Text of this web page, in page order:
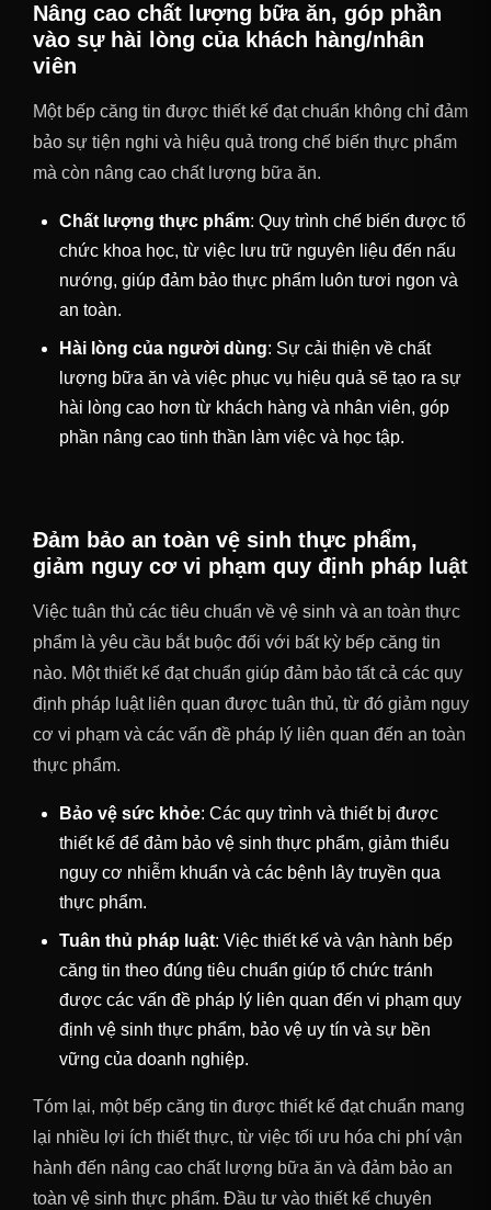
Nâng cao chất lượng bữa ăn, góp phần
vào sự hài lòng của khách hàng/nhân
viên
Một bếp căng tin được thiết kế đạt chuẩn không chỉ đảm
bảo sự tiện nghi và hiệu quả trong chế biến thực phẩm
mà còn nâng cao chất lượng bữa ăn.
Chất lượng thực phẩm: Quy trình chế biến được tổ
chức khoa học, từ việc lưu trữ nguyên liệu đến nấu
nướng, giúp đảm bảo thực phẩm luôn tươi ngon và
an toàn.
Hài lòng của người dùng: Sự cải thiện về chất
lượng bữa ăn và việc phục vụ hiệu quả sẽ tạo ra sự
hài lòng cao hơn từ khách hàng và nhân viên, góp
phần nâng cao tinh thần làm việc và học tập.
Đảm bảo an toàn vệ sinh thực phẩm,
giảm nguy cơ vi phạm quy định pháp luật
Việc tuân thủ các tiêu chuẩn về vệ sinh và an toàn thực
phẩm là yêu cầu bắt buộc đối với bất kỳ bếp căng tin
nào. Một thiết kế đạt chuẩn giúp đảm bảo tất cả các quy
định pháp luật liên quan được tuân thủ, từ đó giảm nguy
cơ vi phạm và các vấn đề pháp lý liên quan đến an toàn
thực phẩm.
Bảo vệ sức khỏe: Các quy trình và thiết bị được
thiết kế để đảm bảo vệ sinh thực phẩm, giảm thiểu
nguy cơ nhiễm khuẩn và các bệnh lây truyền qua
thực phẩm.
Tuân thủ pháp luật: Việc thiết kế và vận hành bếp
căng tin theo đúng tiêu chuẩn giúp tổ chức tránh
được các vấn đề pháp lý liên quan đến vi phạm quy
định vệ sinh thực phẩm, bảo vệ uy tín và sự bền
vững của doanh nghiệp.
Tóm lại, một bếp căng tin được thiết kế đạt chuẩn mang
lại nhiều lợi ích thiết thực, từ việc tối ưu hóa chi phí vận
hành đến nâng cao chất lượng bữa ăn và đảm bảo an
toàn vệ sinh thực phẩm. Đầu tư vào thiết kế chuyên